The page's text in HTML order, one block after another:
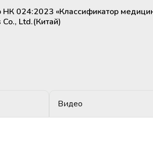
024:2023 «Классификатор
Ltd.(Китай)
Видео